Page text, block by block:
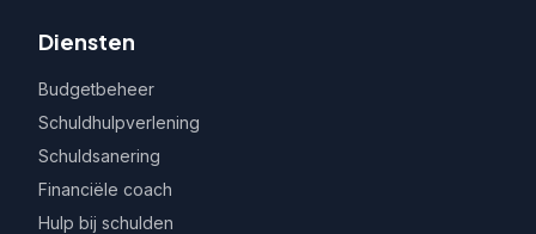
Diensten
Budgetbeheer
Schuldhulpverlening
Schuldsanering
Financiële coach
Hulp bij schulden